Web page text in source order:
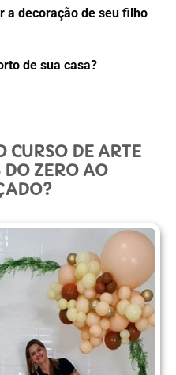
a decoração de seu filho
de sua casa?
CURSO DE ARTE
ZERO AO